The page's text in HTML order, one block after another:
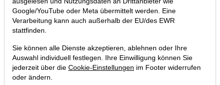
Google/YouTube oder Meta übermittelt werden. Eine
Verarbeitung kann auch außerhalb der EU/des EWR
stattfinden.
Sie können alle Dienste akzeptieren, ablehnen oder Ihre
Auswahl individuell festlegen. Ihre Einwilligung können Sie
jederzeit über die Cookie-Einstellungen im Footer widerrufen
oder ändern.